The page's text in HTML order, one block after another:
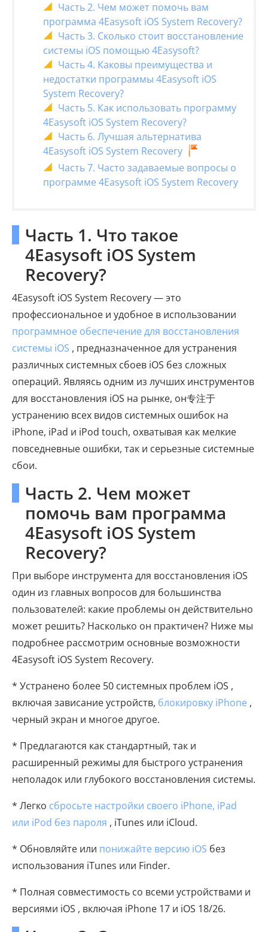
Часть 2. Чем может помочь вам
программа 4Easysoft iOS System Recovery?
Часть 3. Сколько стоит восстановление
системы iOS помощью 4Easysoft?
Часть 4. Каковы преимущества и
недостатки программы 4Easysoft iOS
System Recovery?
Часть 5. Как использовать программу
4Easysoft iOS System Recovery?
Часть 6. Лучшая альтернатива
4Easysoft iOS System Recovery
Часть 7. Часто задаваемые вопросы о
программе 4Easysoft iOS System Recovery
Часть 1. Что такое
4Easysoft iOS System
Recovery?
4Easysoft iOS System Recovery — это
профессиональное и удобное в использовании
программное обеспечение для восстановления
системы iOS , предназначенное для устранения
различных системных сбоев iOS без сложных
операций. Являясь одним из лучших инструментов
для восстановления iOS на рынке, он专注于
устранению всех видов системных ошибок на
iPhone, iPad и iPod touch, охватывая как мелкие
повседневные ошибки, так и серьезные системные
сбои.
Часть 2. Чем может
помочь вам программа
4Easysoft iOS System
Recovery?
При выборе инструмента для восстановления iOS
один из главных вопросов для большинства
пользователей: какие проблемы он действительно
может решить? Насколько он практичен? Ниже мы
подробнее рассмотрим основные возможности
4Easysoft iOS System Recovery.
* Устранено более 50 системных проблем iOS ,
включая зависание устройств, блокировку iPhone ,
черный экран и многое другое.
* Предлагаются как стандартный, так и
расширенный режимы для быстрого устранения
неполадок или глубокого восстановления системы.
* Легко сбросьте настройки своего iPhone, iPad
или iPod без пароля , iTunes или iCloud.
* Обновляйте или понижайте версию iOS без
использования iTunes или Finder.
* Полная совместимость со всеми устройствами и
версиями iOS , включая iPhone 17 и iOS 18/26.